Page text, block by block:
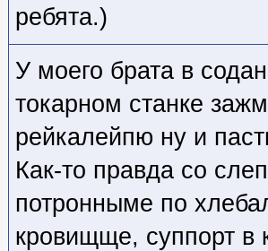
ребята.)
У моего брата в
токарном станке
рейкалейпю ну и
Как-то правда со
потронныме по
кровищще, суппорт в